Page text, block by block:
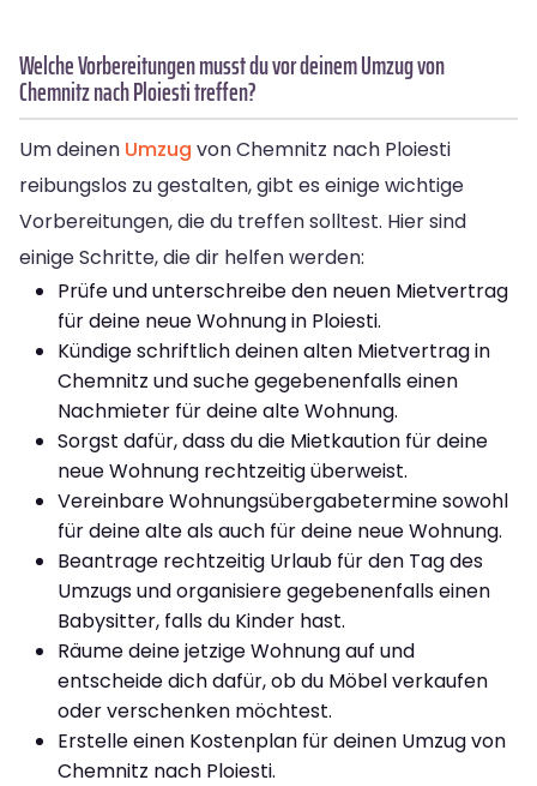
Welche Vorbereitungen musst du vor deinem Umzug von
Chemnitz nach Ploiesti treffen?
Um deinen Umzug von Chemnitz nach Ploiesti
reibungslos zu gestalten, gibt es einige wichtige
Vorbereitungen, die du treffen solltest. Hier sind
einige Schritte, die dir helfen werden:
Prüfe und unterschreibe den neuen Mietvertrag
für deine neue Wohnung in Ploiesti.
Kündige schriftlich deinen alten Mietvertrag in
Chemnitz und suche gegebenenfalls einen
Nachmieter für deine alte Wohnung.
Sorgst dafür, dass du die Mietkaution für deine
neue Wohnung rechtzeitig überweist.
Vereinbare Wohnungsübergabetermine sowohl
für deine alte als auch für deine neue Wohnung.
Beantrage rechtzeitig Urlaub für den Tag des
Umzugs und organisiere gegebenenfalls einen
Babysitter, falls du Kinder hast.
Räume deine jetzige Wohnung auf und
entscheide dich dafür, ob du Möbel verkaufen
oder verschenken möchtest.
Erstelle einen Kostenplan für deinen Umzug von
Chemnitz nach Ploiesti.